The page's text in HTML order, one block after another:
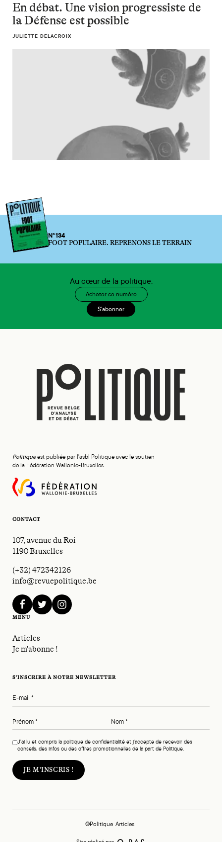
En débat. Une vision progressiste de
la Défense est possible
JULIETTE DELACROIX
N°134
FOOT POPULAIRE. REPRENONS LE TERRAIN
Au cœur de la politique.
Acheter ce numéro
S'abonner
Politiqueest publiée par l'asbl Politique avec le soutien
de la Fédération Wallonie-Bruxelles.
CONTACT
107, avenue du Roi
1190 Bruxelles
(+32) 472342126
info@revuepolitique.be
facebooktwitterinstagram
MENU
Articles
Je m'abonne !
S'INSCRIRE À NOTRE NEWSLETTER
E-mail *
Prénom* Nom*
J'ai lu et compris la politique de confidentialité et j'accepte de recevoir des
conseils, des infos ou des offres promotionnelles de la part de Politique.
©Politique Articles